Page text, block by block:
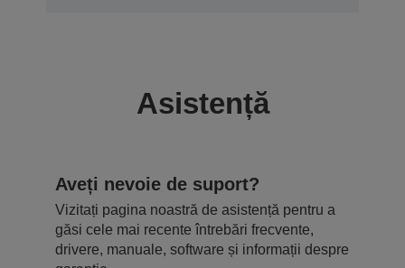
Asistență
Aveți nevoie de suport?
Vizitați pagina noastră de asistență pentru a
găsi cele mai recente întrebări frecvente,
drivere, manuale, software și informații despre